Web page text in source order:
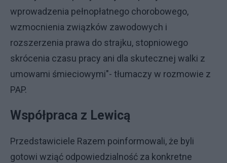
wprowadzenia pełnopłatnego chorobowego,
wzmocnienia związków zawodowych i
rozszerzenia prawa do strajku, stopniowego
skrócenia czasu pracy ani dla skutecznej walki z
umowami śmieciowymi"- tłumaczy w rozmowie z
PAP.
Współpraca z Lewicą
Przedstawiciele Razem poinformowali, że byli
gotowi wziąć odpowiedzialność za konkretne